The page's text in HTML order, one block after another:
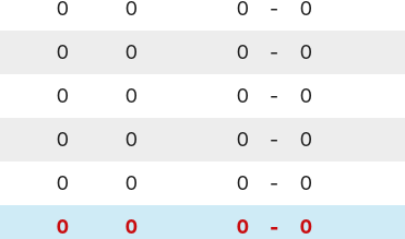
0 0 0 - 0
0 0 0 - 0
0 0 0 - 0
0 0 0 - 0
0 0 0 - 0
0 0 0 - 0